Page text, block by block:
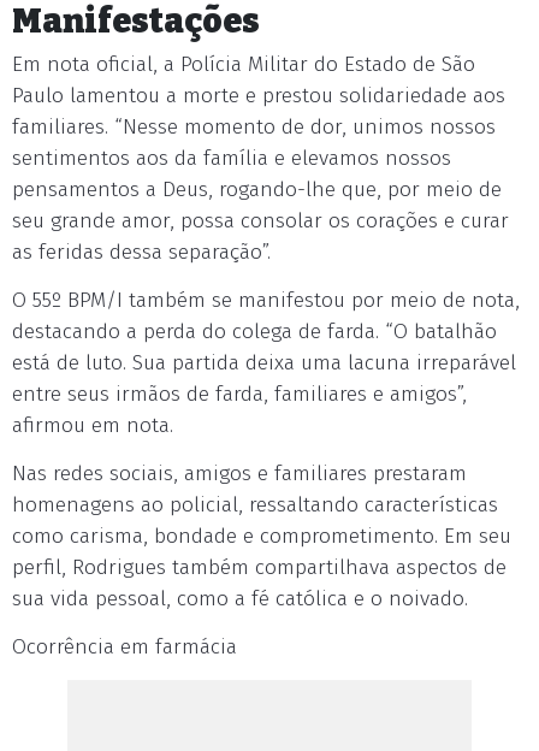
Manifestações
Em nota oficial, a Polícia Militar do Estado de São
Paulo lamentou a morte e prestou solidariedade aos
familiares. “Nesse momento de dor, unimos nossos
sentimentos aos da família e elevamos nossos
pensamentos a Deus, rogando-lhe que, por meio de
seu grande amor, possa consolar os corações e curar
as feridas dessa separação”.
O 55º BPM/I também se manifestou por meio de nota,
destacando a perda do colega de farda. “O batalhão
está de luto. Sua partida deixa uma lacuna irreparável
entre seus irmãos de farda, familiares e amigos”,
afirmou em nota.
Nas redes sociais, amigos e familiares prestaram
homenagens ao policial, ressaltando características
como carisma, bondade e comprometimento. Em seu
perfil, Rodrigues também compartilhava aspectos de
sua vida pessoal, como a fé católica e o noivado.
Ocorrência em farmácia